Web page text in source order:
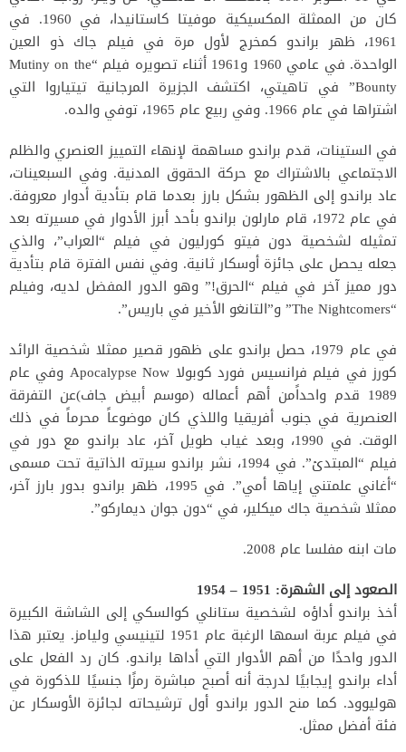
كان من الممثلة المكسيكية موفيتا كاستانيدا، في 1960. في
1961، ظهر براندو كمخرج لأول مرة في فيلم جاك ذو العين
الواحدة. في عامي 1960 و1961 أثناء تصويره فيلم “Mutiny on the
Bounty” في تاهيتي، اكتشف الجزيرة المرجانية تيتياروا التي
اشتراها في عام 1966. وفي ربيع عام 1965، توفي والده.
في الستينات، قدم براندو مساهمة لإنهاء التمييز العنصري والظلم
الاجتماعي بالاشتراك مع حركة الحقوق المدنية. وفي السبعينات،
عاد براندو إلى الظهور بشكل بارز بعدما قام بتأدية أدوار معروفة.
في عام 1972، قام مارلون براندو بأحد أبرز الأدوار في مسيرته بعد
تمثيله لشخصية دون فيتو كورليون في فيلم “العراب”، والذي
جعله يحصل على جائزة أوسكار ثانية. وفي نفس الفترة قام بتأدية
دور مميز آخر في فيلم “الحرق!” وهو الدور المفضل لديه، وفيلم
“The Nightcomers” و”التانغو الأخير في باريس”.
في عام 1979، حصل براندو على ظهور قصير ممثلا شخصية الرائد
كورز في فيلم فرانسيس فورد كوبولا Apocalypse Now وفي عام
1989 قدم واحداًمن أهم أعماله (موسم أبيض جاف)عن التفرقة
العنصرية في جنوب أفريقيا واللذي كان موضوعاً محرماً في ذلك
الوقت. في 1990، وبعد غياب طويل آخر، عاد براندو مع دور في
فيلم “المبتدئ”. في 1994، نشر براندو سيرته الذاتية تحت مسمى
“أغاني علمتني إياها أمي”. في 1995، ظهر براندو بدور بارز آخر،
ممثلا شخصية جاك ميكلير، في “دون جوان ديماركو”.
مات ابنه مفلسا عام 2008.
الصعود إلى الشهرة: 1951 – 1954
أخذ براندو أداؤه لشخصية ستانلي كوالسكي إلى الشاشة الكبيرة
في فيلم عربة اسمها الرغبة عام 1951 لتينيسي وليامز. يعتبر هذا
الدور واحدًا من أهم الأدوار التي أداها براندو. كان رد الفعل على
أداء براندو إيجابيًا لدرجة أنه أصبح مباشرة رمزًا جنسيًا للذكورة في
هوليوود. كما منح الدور براندو أول ترشيحاته لجائزة الأوسكار عن
فئة أفضل ممثل.